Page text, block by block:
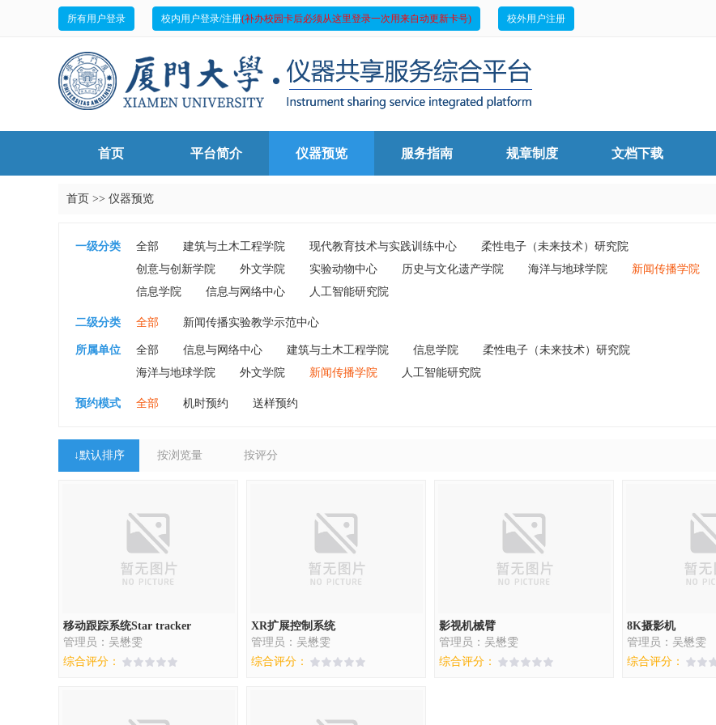
所有用户登录 校内用户登录/注册(补办校园卡后必须从这里登录一次用来自动更新卡号) 校外用户注册
首页 平台简介 仪器预览 服务指南 规章制度 文档下载
首页 >> 仪器预览
一级分类 全部 建筑与土木工程学院 现代教育技术与实践训练中心
柔性电子（未来技术）研究院
创意与创新学院
外文学院 实验动物中心 历史与文化遗产学院 海洋与地球学院
新闻传播学院
信息学院
信息与网络中心 人工智能研究院
二级分类 全部 新闻传播实验教学示范中心
所属单位 全部 信息与网络中心 建筑与土木工程学院 信息学院
柔性电子（未来技术）研究院
海洋与地球学院
外文学院 新闻传播学院 人工智能研究院
预约模式 全部 机时预约 送样预约
↓默认排序 按浏览量 按评分
移动跟踪系统Star tracker
管理员：吴懋雯
综合评分：
XR扩展控制系统
管理员：吴懋雯
综合评分：
影视机械臂
管理员：吴懋雯
综合评分：
8K摄影机
管理员：吴懋雯
综合评分：